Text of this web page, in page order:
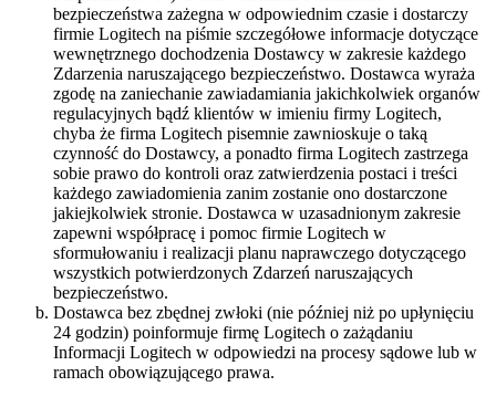
bezpieczeństwa zażegna w odpowiednim czasie i dostarczy
firmie Logitech na piśmie szczegółowe informacje dotyczące
wewnętrznego dochodzenia Dostawcy w zakresie każdego
Zdarzenia naruszającego bezpieczeństwo. Dostawca wyraża
zgodę na zaniechanie zawiadamiania jakichkolwiek organów
regulacyjnych bądź klientów w imieniu firmy Logitech,
chyba że firma Logitech pisemnie zawnioskuje o taką
czynność do Dostawcy, a ponadto firma Logitech zastrzega
sobie prawo do kontroli oraz zatwierdzenia postaci i treści
każdego zawiadomienia zanim zostanie ono dostarczone
jakiejkolwiek stronie. Dostawca w uzasadnionym zakresie
zapewni współpracę i pomoc firmie Logitech w
sformułowaniu i realizacji planu naprawczego dotyczącego
wszystkich potwierdzonych Zdarzeń naruszających
bezpieczeństwo.
Dostawca bez zbędnej zwłoki (nie później niż po upłynięciu
24 godzin) poinformuje firmę Logitech o zażądaniu
Informacji Logitech w odpowiedzi na procesy sądowe lub w
ramach obowiązującego prawa.